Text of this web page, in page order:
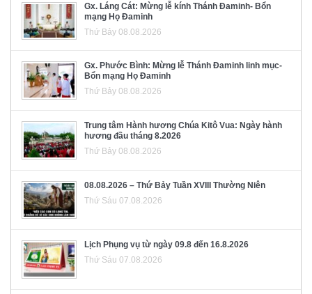
Gx. Láng Cát: Mừng lễ kính Thánh Đaminh- Bổn
mạng Họ Đaminh
Thứ Bảy 08.08.2026
Gx. Phước Bình: Mừng lễ Thánh Đaminh linh mục-
Bổn mạng Họ Đaminh
Thứ Bảy 08.08.2026
Trung tâm Hành hương Chúa Kitô Vua: Ngày hành
hương đầu tháng 8.2026
Thứ Bảy 08.08.2026
08.08.2026 – Thứ Bảy Tuần XVIII Thường Niên
Thứ Sáu 07.08.2026
Lịch Phụng vụ từ ngày 09.8 đến 16.8.2026
Thứ Sáu 07.08.2026